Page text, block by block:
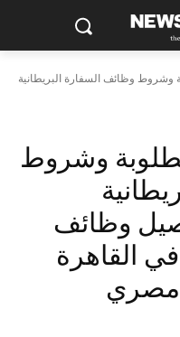
وشروط وظائف السفارة البريطانية
وشروط
2016 ,تفاصيل وظائف
في القاهرة
جنيه مصري